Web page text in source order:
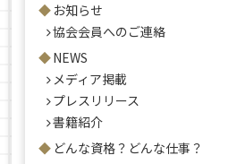
お知らせ
協会会員へのご連絡
NEWS
メディア掲載
プレスリリース
書籍紹介
どんな資格？どんな仕事？